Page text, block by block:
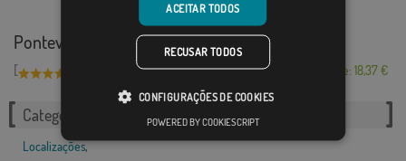
Pontevedra
[ Desde: 18,37 €
Categorias relacionadas:
Localizações,
ACEITAR TODOS
RECUSAR TODOS
CONFIGURAÇÕES DE COOKIES
POWERED BY COOKIESCRIPT